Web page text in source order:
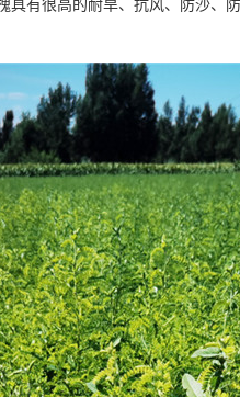
有很高的耐旱、抗风、防沙、